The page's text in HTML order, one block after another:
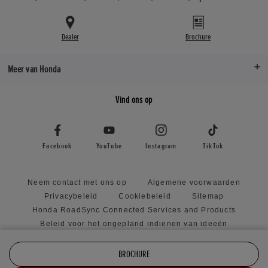
BROCHURE
Rijklaargewicht (kg)
Wielbasis (mm)
Dealer Brochure
Meer van Honda
Vind ons op
Facebook YouTube Instagram TikTok
Neem contact met ons op
Algemene voorwaarden
Privacybeleid
Cookiebeleid
Sitemap
Honda RoadSync Connected Services and Products
Beleid voor het ongepland indienen van ideeën